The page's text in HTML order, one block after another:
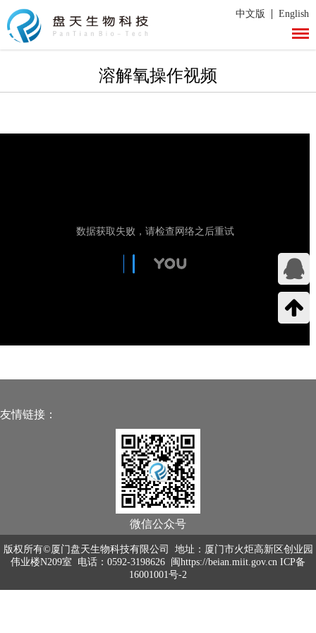
中文版 | English
溶解氧操作视频
微信公众号
友情链接：
版权所有©厦门盘天生物科技有限公司 地址：厦门市火炬高新区创业园
伟业楼N209室 电话：0592-3198626 闽https://beian.miit.gov.cn ICP备
16001001号-2